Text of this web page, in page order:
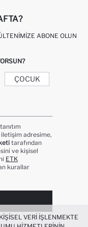
ABONE OLUN
ÇOCUK
adresime,
tarafından
ve kişisel
ETK
kurallar
VERI IŞLENMEKTE